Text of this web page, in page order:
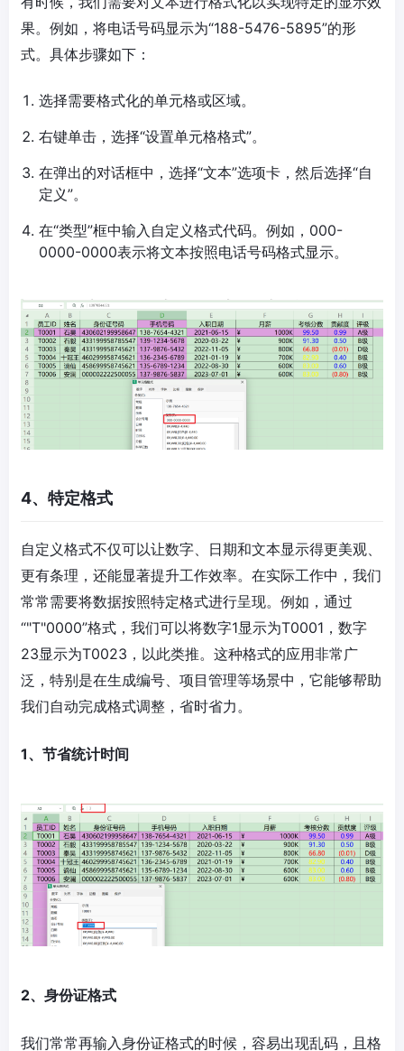
果。例如，将电话号码显示为“188-5476-5895”的形
式。具体步骤如下：
选择需要格式化的单元格或区域。
右键单击，选择“设置单元格格式”。
在弹出的对话框中，选择“文本”选项卡，然后选择“自
定义”。
在“类型”框中输入自定义格式代码。例如，000-
0000-0000表示将文本按照电话号码格式显示。
4、特定格式
自定义格式不仅可以让数字、日期和文本显示得更美观、
更有条理，还能显著提升工作效率。在实际工作中，我们
常常需要将数据按照特定格式进行呈现。例如，通过
“"T"0000”格式，我们可以将数字1显示为T0001，数字
23显示为T0023，以此类推。这种格式的应用非常广
泛，特别是在生成编号、项目管理等场景中，它能够帮助
我们自动完成格式调整，省时省力。
1、节省统计时间
2、身份证格式
我们常常再输入身份证格式的时候，容易出现乱码，且格